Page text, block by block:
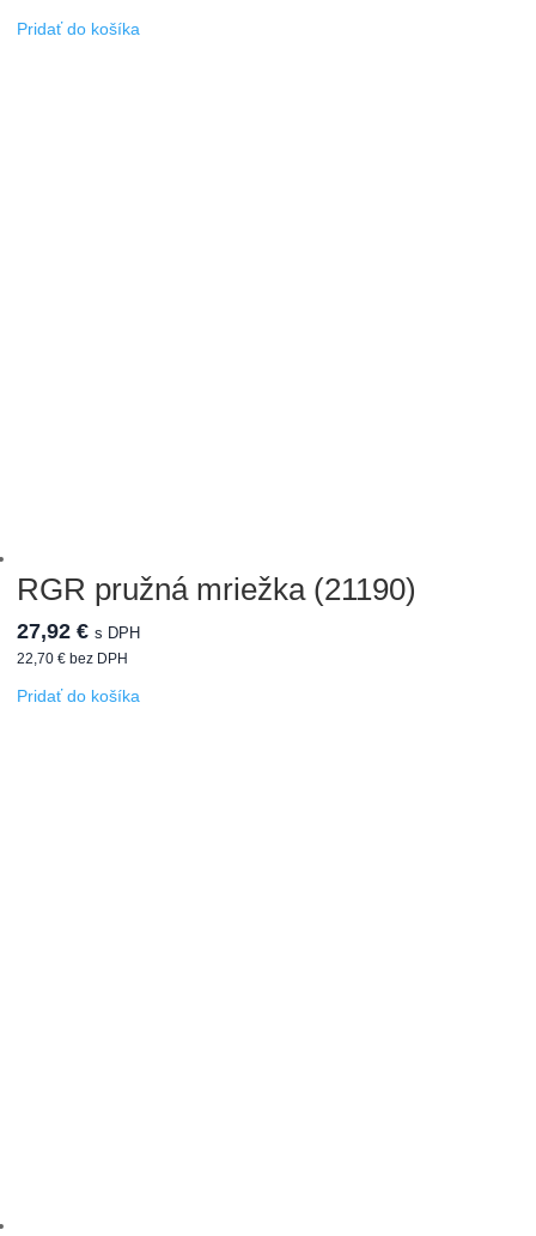
Pridať do košíka
RGR pružná mriežka (21190)
27,92 € s DPH
22,70 € bez DPH
Pridať do košíka